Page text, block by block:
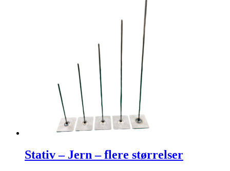
Stativ – Jern – flere størrelser